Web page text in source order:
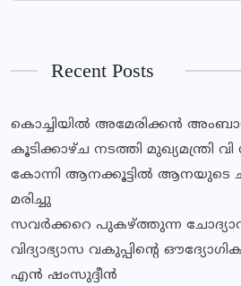
Recent Posts
കൊച്ചിയിൽ അമേരിക്കൻ
കൂടിക്കാഴ്ച നടത്തി മുഖ്യമന്ത്രി
കോന്നി ആനക്കൂട്ടിൽ ആനയുടെ
മരിച്ചു
സവര്‍ക്കറെ പുകഴ്ത്തുന്ന
വിദ്യാഭ്യാസ വകുപ്പിൻ്റെ ഔദ്യോഗിക
എൻ ഷംസുദ്ദീൻ